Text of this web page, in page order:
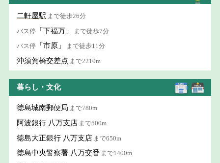
二軒屋駅 まで徒歩26分
バス停 「下福万」 まで徒歩7分
バス停 「市原」 まで徒歩11分
沖須賀橋交差点 まで2210m
暮らし・文化
徳島城南郵便局 まで780m
阿波銀行 八万支店 まで500m
徳島大正銀行 八万支店 まで650m
徳島中央警察署 八万交番 まで1400m